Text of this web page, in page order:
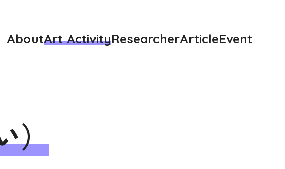
AboutArt ActivityResearcherArticleEvent
）